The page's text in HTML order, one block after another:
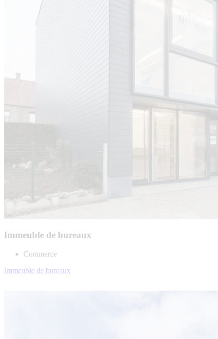
Immeuble de bureaux
Commerce
Immeuble de bureaux